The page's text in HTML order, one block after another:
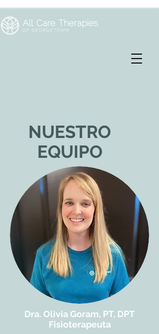
NUESTRO
EQUIPO
Dra. Olivia Goram, PT, DPT
Fisioterapeuta